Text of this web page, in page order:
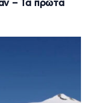
– Τα πρώτα